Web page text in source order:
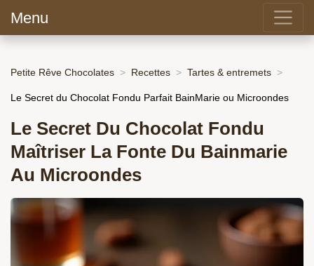
Menu
Petite Rêve Chocolates Recettes Tartes & entremets
Le Secret du Chocolat Fondu Parfait BainMarie ou Microondes
Le Secret Du Chocolat Fondu
Maîtriser La Fonte Du Bainmarie
Au Microondes